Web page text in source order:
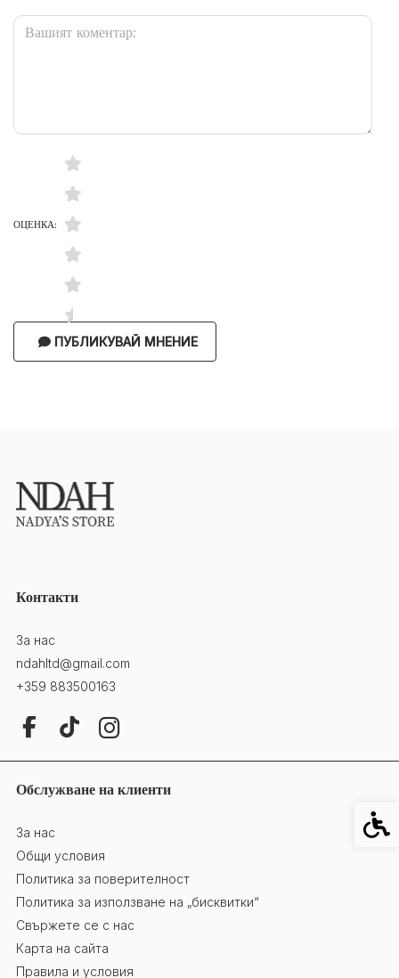
ОЦЕНКА:
ПУБЛИКУВАЙ МНЕНИЕ
Контакти
За нас
ndahltd@gmail.com
+359 883500163
Обслужване на клиенти
За нас
Общи условия
Политика за поверителност
Политика за използване на „бисквитки“
Свържете се с нас
Карта на сайта
Правила и условия